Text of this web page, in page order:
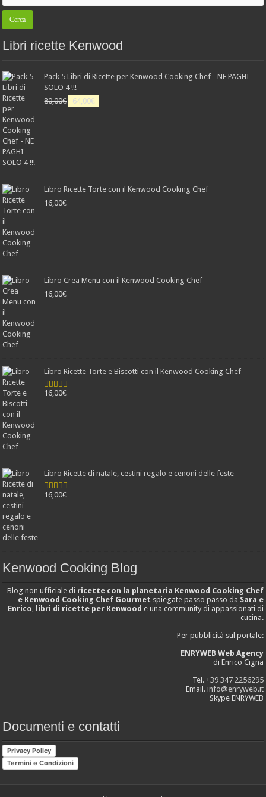
Libri ricette Kenwood
Pack 5 Libri di Ricette per Kenwood Cooking Chef - NE PAGHI
SOLO 4 !!!
80,00€ 64,00€
Libro Ricette Torte con il Kenwood Cooking Chef
16,00€
Libro Crea Menu con il Kenwood Cooking Chef
16,00€
Libro Ricette Torte e Biscotti con il Kenwood Cooking Chef
Valutato
16,00€
Libro Ricette di natale, cestini regalo e cenoni delle feste
Valutato
16,00€
Kenwood Cooking Blog
Blog non ufficiale di ricette con la planetaria Kenwood Cooking Chef
e Kenwood Cooking Chef Gourmet spiegate passo passo da Sara e
Enrico
libri di ricette per Kenwood e una community di appassionati di
cucina.
Per pubblicità sul portale:
ENRYWEB Web Agency
di Enrico Cigna
Tel. +39 347 2256295
Email. info@enryweb.it
Skype ENRYWEB
Documenti e contatti
Privacy Policy
Termini e Condizioni